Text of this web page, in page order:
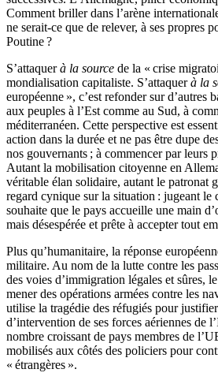
Comment briller dans l’arène
ne serait-ce que de relever, à ses propres
Poutine ?
S’attaquerà la source de la « crise
mondialisation capitaliste. S’attaquerà la
européenne », c’est refonder sur d’autres
aux peuples à l’Est comme au Sud, à
méditerranéen. Cette perspective est
action dans la durée et ne pas être dupe
nos gouvernants ; à commencer par leurs
Autant la mobilisation citoyenne en
véritable élan solidaire, autant le patronat
regard cynique sur la situation : jugeant le
souhaite que le pays accueille une main
mais désespérée et prête à accepter tout
Plus qu’humanitaire, la réponse
militaire. Au nom de la lutte contre les
des voies d’immigration légales et sûres,
mener des opérations armées contre les
utilise la tragédie des réfugiés pour
d’intervention de ses forces aériennes de
nombre croissant de pays membres de
mobilisés aux côtés des policiers pour
« étrangères ».